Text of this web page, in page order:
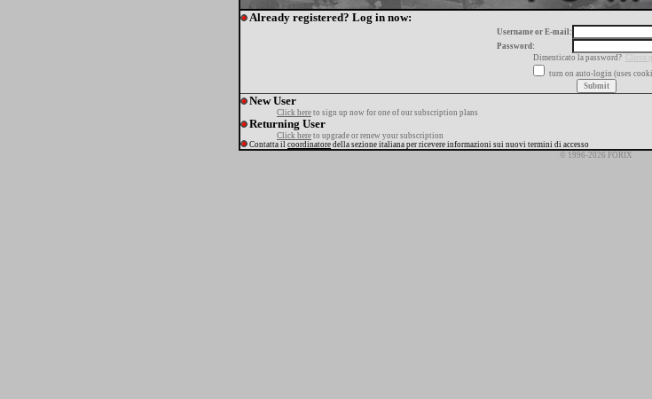
Already registered? Log in now:
Username or E-mail:
Password:
Dimenticato la password?
Clicca
turn on auto-login (uses
New User
Click here to sign up now for one of our subscription plans
Returning User
Click here to upgrade or renew your subscription
Contatta il coordinatore della sezione italiana per ricevere informazioni sui nuovi termini di accesso
© 1996-2026 FORIX